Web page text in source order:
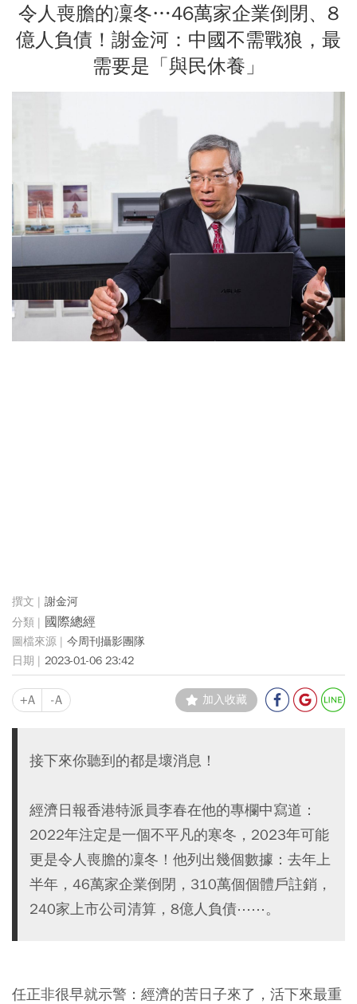
令人喪膽的凜冬…46萬家企業倒閉、8
億人負債！謝金河：中國不需戰狼，最
需要是「與民休養」
謝金河
國際總經
今周刊攝影團隊
2023-01-06 23:42
+A -A 加入收藏
接下來你聽到的都是壞消息！
經濟日報香港特派員李春在他的專欄中寫道：
2022年注定是一個不平凡的寒冬，2023年可能
更是令人喪膽的凜冬！他列出幾個數據：去年上
半年，46萬家企業倒閉，310萬個個體戶註銷，
240家上市公司清算，8億人負債⋯⋯。
任正非很早就示警：經濟的苦日子來了，活下來最重